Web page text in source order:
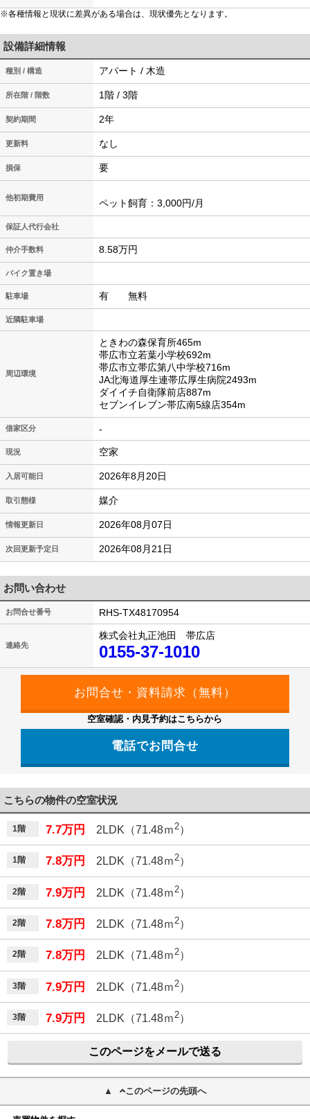
※各種情報と現状に差異がある場合は、現状優先となります。
設備詳細情報
種別 / 構造 アパート / 木造
所在階 / 階数 1階 / 3階
契約期間 2年
更新料 なし
損保 要
他初期費用 ペット飼育：3,000円/月
保証人代行会社
仲介手数料 8.58万円
バイク置き場
駐車場 有 無料
近隣駐車場
周辺環境
ときわの森保育所465m
帯広市立若葉小学校692m
帯広市立帯広第八中学校716m
JA北海道厚生連帯広厚生病院2493m
ダイイチ自衛隊前店887m
セブンイレブン帯広南5線店354m
借家区分 -
現況 空家
入居可能日 2026年8月20日
取引態様 媒介
情報更新日 2026年08月07日
次回更新予定日 2026年08月21日
お問い合わせ
お問合せ番号 RHS-TX48170954
連絡先
株式会社丸正池田 帯広店
0155-37-1010
空室確認・内見予約はこちらから
電話でお問合せ
こちらの物件の空室状況
1階 7.7万円 2LDK（71.48ｍ2）
1階 7.8万円 2LDK（71.48ｍ2）
2階 7.9万円 2LDK（71.48ｍ 2）
2階 7.8万円 2LDK（71.48ｍ 2）
2階 7.8万円 2LDK（71.48ｍ2）
3階 7.9万円 2LDK（71.48ｍ 2）
3階 7.9万円 2LDK（71.48ｍ 2）
このページをメールで送る
このページの先頭へ